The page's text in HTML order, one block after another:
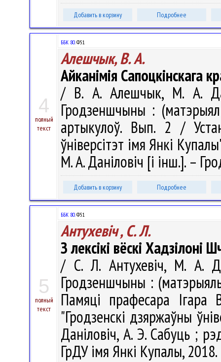
Добавить в корзину Подробнее
4
полный
текст
ББК 80.Ф51
Алешчык, В. А.
Айканімія Сапоцкінскага
/ В. А. Алешчык, М. А.
Гродзеншчыны :
артыкулоў. Вып. 2 /
ўніверсітэт імя Янкі
М. А. Даніловіч [і інш.]. –
Добавить в корзину Подробнее
5
полный
текст
ББК 80.Ф51
Антухевіч , С. Л.
З лексікі вёскі Хадзілоні
/ С. Л. Антухевіч, М. А.
Гродзеншчыны :
Памяці прафесара Ігара
"Гродзенскі дзяржаўны
Даніловіч, А. Э. Сабуць ;
ГрДУ імя Янкі Купалы,